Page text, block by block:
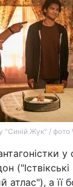
"Синій Жук" / фото
у
("Іствікські
атлас"), а її